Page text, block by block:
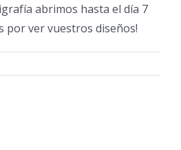
abrimos hasta el día 7
por ver vuestros diseños!